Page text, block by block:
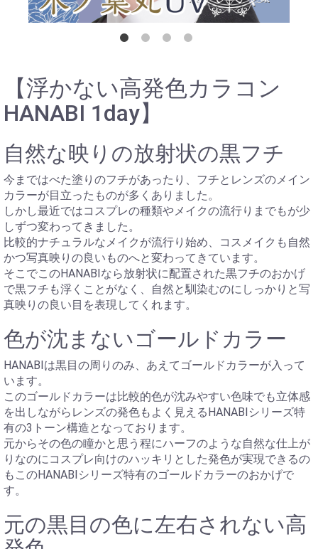
【浮かない高発色カラコン
HANABI 1day】
自然な映りの放射状の黒フチ
今まではべた塗りのフチがあったり、フチとレンズのメイン
カラーが目立ったものが多くありました。
しかし最近ではコスプレの種類やメイクの流行りまでもが少
しずつ変わってきました。
比較的ナチュラルなメイクが流行り始め、コスメイクも自然
かつ写真映りの良いものへと変わってきています。
そこでこのHANABIなら放射状に配置された黒フチのおかげ
で黒フチも浮くことがなく、自然と馴染むのにしっかりと写
真映りの良い目を表現してくれます。
色が沈まないゴールドカラー
HANABIは黒目の周りのみ、あえてゴールドカラーが入って
います。
このゴールドカラーは比較的色が沈みやすい色味でも立体感
を出しながらレンズの発色もよく見えるHANABIシリーズ特
有の3トーン構造となっております。
元からその色の瞳かと思う程にハーフのような自然な仕上が
りなのにコスプレ向けのハッキリとした発色が実現できるの
もこのHANABIシリーズ特有のゴールドカラーのおかげで
す。
元の黒目の色に左右されない高